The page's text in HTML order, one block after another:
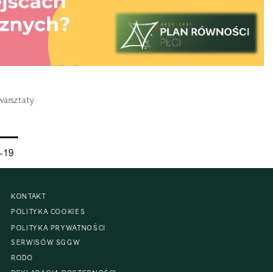
19
KONTAKT
POLITYKA COOKIES
POLITYKA PRYWATNOŚCI
SERWISÓW SGGW
RODO